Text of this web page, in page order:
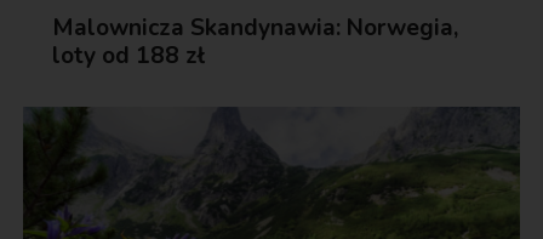
Malownicza Skandynawia: Norwegia,
loty od 188 zł